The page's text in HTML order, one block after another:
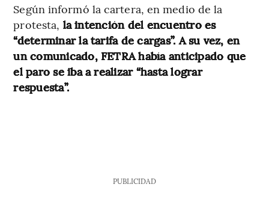
Según informó la cartera, en medio de la
protesta, la intención del encuentro es
“determinar la tarifa de cargas”. A su vez, en
un comunicado, FETRA había anticipado que
el paro se iba a realizar “hasta lograr
respuesta”.
PUBLICIDAD